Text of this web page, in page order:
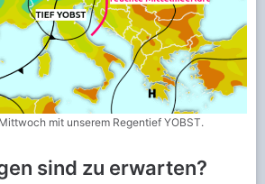
mit unserem Regentief YOBST.
sind zu erwarten?